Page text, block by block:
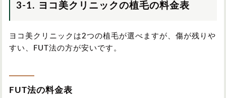
3-1. ヨコ美クリニックの植毛の料金表
ヨコ美クリニックは2つの植毛が選べますが、傷が残りや
すい、FUT法の方が安いです。
FUT法の料金表